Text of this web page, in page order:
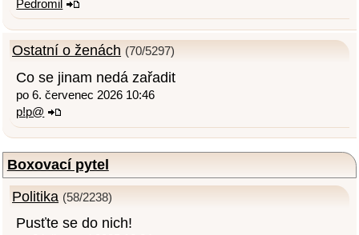
Pedromil
Ostatní o ženách (70/5297)
Co se jinam nedá zařadit
po 6. červenec 2026 10:46
p!p@
Boxovací pytel
Politika (58/2238)
Pusťte se do nich!